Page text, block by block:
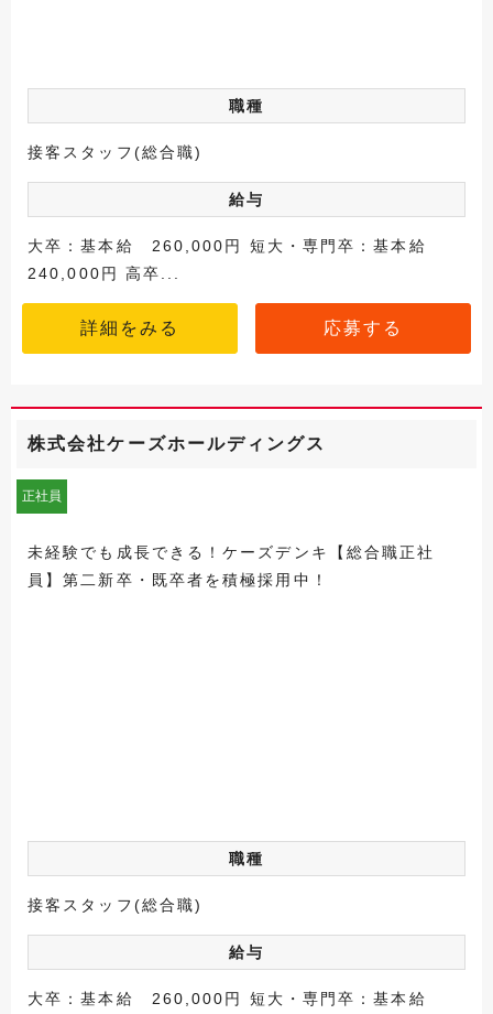
職種
接客スタッフ(総合職)
給与
大卒：基本給 260,000円 短大・専門卒：基本給
240,000円 高卒...
詳細をみる 応募する
株式会社ケーズホールディングス
正社員
未経験でも成長できる！ケーズデンキ【総合職正社
員】第二新卒・既卒者を積極採用中！
職種
接客スタッフ(総合職)
給与
大卒：基本給 260,000円 短大・専門卒：基本給